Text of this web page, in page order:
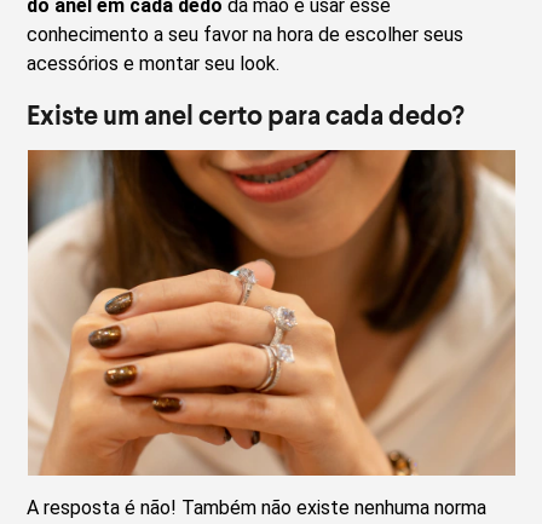
do anel em cada dedoda mão e usar esse
conhecimento a seu favor na hora de escolher seus
acessórios e montar seu look.
Existe um anel certo para cada dedo?
A resposta é não! Também não existe nenhuma norma